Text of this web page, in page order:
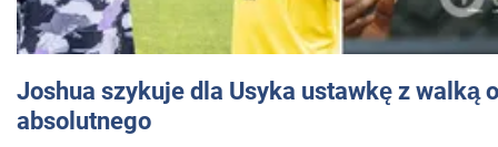
Joshua szykuje dla Usyka ustawkę z walką
absolutnego